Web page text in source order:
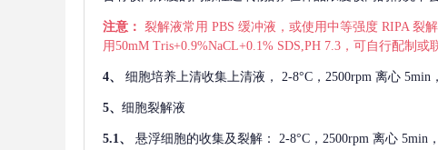
注意： 裂解液常用 PBS 缓冲液，或使用中等强度 RIPA 裂
用50mM Tris+0.9%NaCL+0.1% SDS,PH 7.3，可自行配制或
4、 细胞培养上清收集上清液， 2-8°C，2500rpm 离心
5、 细胞裂解液
5.1、 悬浮细胞的收集及裂解：
2-8°C，2500rpm 离心